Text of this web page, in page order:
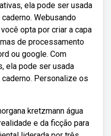
ela pode ser usada
Webusando
opta por criar a capa
de processamento
ou google. Com
ela pode ser usada
Personalize os
kretzmann água
e da ficção para